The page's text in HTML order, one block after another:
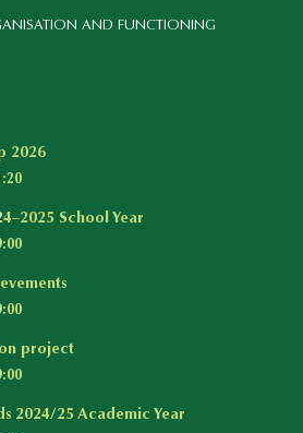
AND FUNCTIONING
2026
School Year
project
2024/25 Academic Year